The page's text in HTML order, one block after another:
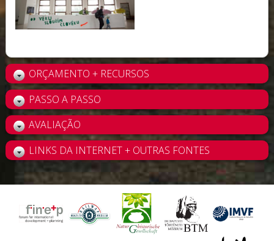
ORÇAMENTO + RECURSOS
PASSO A PASSO
AVALIAÇÃO
LINKS DA INTERNET + OUTRAS FONTES